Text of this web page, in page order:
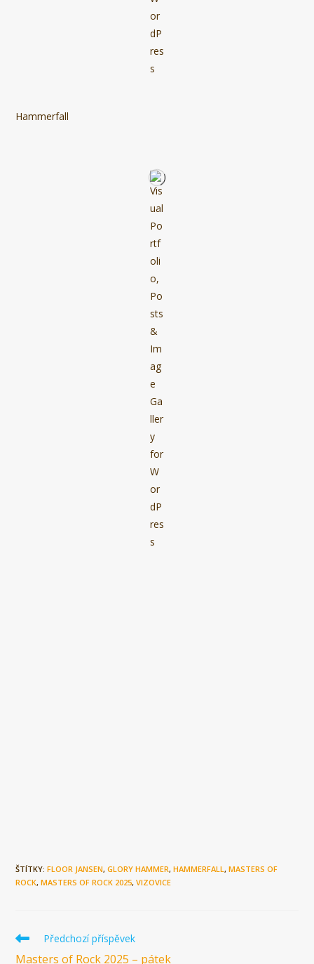
Hammerfall
ŠTÍTKY:FLOOR JANSEN, GLORY HAMMER, HAMMERFALL, MASTERS OF
ROCK, MASTERS OF ROCK 2025, VIZOVICE
Číst
Předchozí příspěvek
Masters of Rock 2025 – pátek